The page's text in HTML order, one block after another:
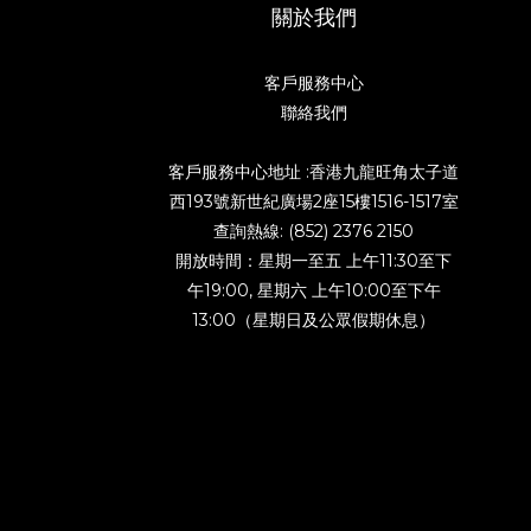
關於我們
客戶服務中心
聯絡我們
客戶服務中心地址 :香港九龍旺角太子道
西193號新世紀廣場2座15樓1516-1517室
查詢熱線: (852) 2376 2150
開放時間：星期一至五 上午11:30至下
午19:00, 星期六 上午10:00至下午
13:00（星期日及公眾假期休息）